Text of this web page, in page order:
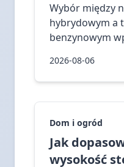
Wybór między
hybrydowym a
benzynowym
2026-08-06
Dom i ogród
Jak
wysokość